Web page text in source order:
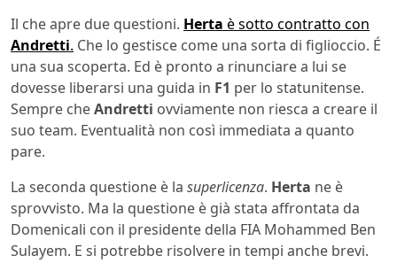
Il che apre due questioni. Herta è sotto contratto con
Andretti. Che lo gestisce come una sorta di figlioccio. É
una sua scoperta. Ed è pronto a rinunciare a lui se
dovesse liberarsi una guida in F1 per lo statunitense.
Sempre cheAndretti ovviamente non riesca a creare il
suo team. Eventualità non così immediata a quanto
pare.
La seconda questione è la superlicenza. Herta ne è
sprovvisto. Ma la questione è già stata affrontata da
Domenicali con il presidente della FIA Mohammed Ben
Sulayem. E si potrebbe risolvere in tempi anche brevi.